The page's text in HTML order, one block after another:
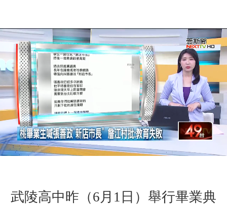
武陵高中昨（6月1日）舉行畢業典